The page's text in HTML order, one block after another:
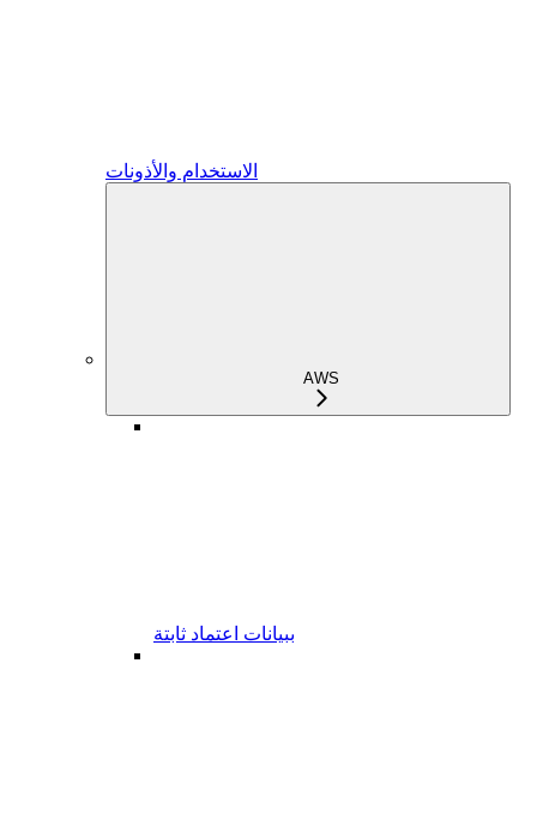
الاستخدام والأذونات
AWS
ببيانات اعتماد ثابتة